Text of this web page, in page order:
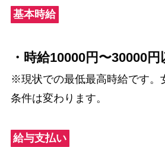
基本時給
・時給10000円〜30000円
※現状での最低最高時給です。
条件は変わります。
給与支払い